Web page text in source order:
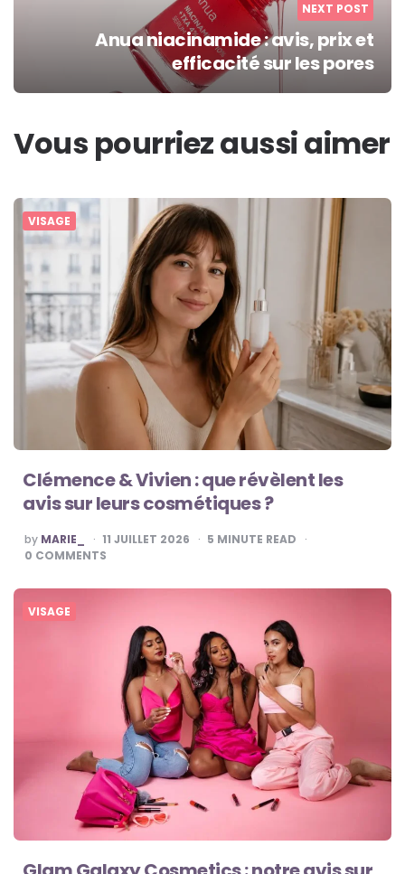
NEXT POST
Anua niacinamide : avis, prix et
efficacité sur les pores
Vous pourriez aussi aimer
VISAGE
Clémence & Vivien : que révèlent les
avis sur leurs cosmétiques ?
POSTED
BY
by MARIE_ 11 JUILLET 2026 5 MINUTE READ
0 COMMENTS
VISAGE